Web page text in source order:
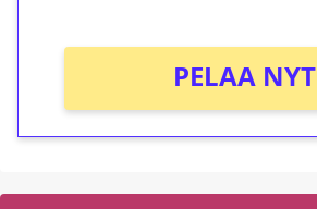
PELAA NYT